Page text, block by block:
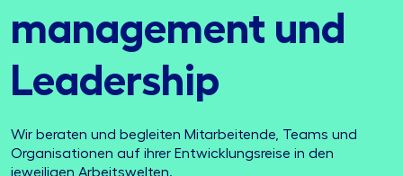
management und
Leadership
Wir beraten und begleiten Mitarbeitende, Teams und
Organisationen auf ihrer Entwicklungsreise in den
jeweiligen Arbeitswelten.